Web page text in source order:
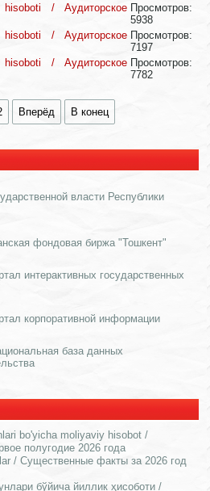
/ Аудиторское Просмотров:
5938
/ Аудиторское Просмотров:
7197
/ Аудиторское Просмотров:
7782
Вперёд В конец
власти Республики
фондовая биржа "Тошкент"
интерактивных государственных
корпоративной информации
база данных
bo'yicha moliyaviy hisobot /
полугодие 2026 года
/ Существенные факты за 2026 год
бўйича йиллик ҳисоботи /